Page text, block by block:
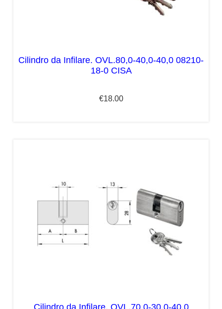
Cilindro da Infilare. OVL.80,0-40,0-40,0 08210-
18-0 CISA
€18.00
Cilindro da Infilare. OVL.70,0-30,0-40,0